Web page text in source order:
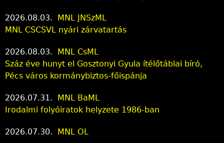
2026.08.03.
MNL JNSzML
MNL CSCSVL nyári zárvatartás
2026.08.03.
MNL CsML
Száz éve hunyt el Gosztonyi Gyula ítélőtáblai bíró,
Pécs város kormánybiztos-főispánja
2026.07.31.
MNL BaML
Irodalmi folyóiratok helyzete 1986-ban
2026.07.30. MNL OL